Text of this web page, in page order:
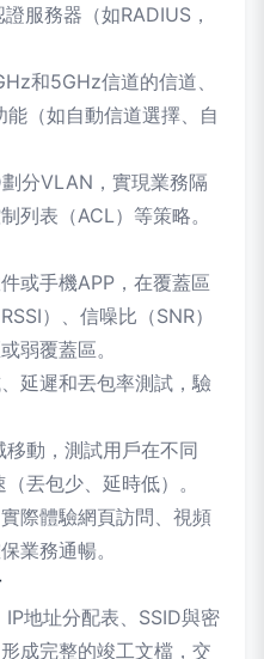
服務器（如RADIUS，
和5GHz信道的信道、
（如自動信道選擇、自
分VLAN，實現業務隔
列表（ACL）等策略。
或手機APP，在覆蓋區
）、信噪比（SNR）
弱覆蓋區。
延遲和丟包率測試，驗
移動，測試用戶在不同
丟包少、延時低）。
際體驗網頁訪問、視頻
業務通暢。
地址分配表、SSID與密
成完整的竣工文檔，交